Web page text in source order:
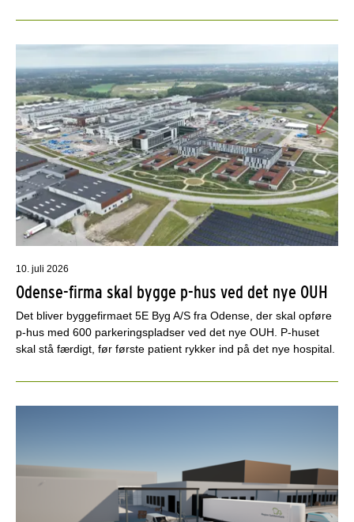
10. juli 2026
Odense-firma skal bygge p-hus ved det nye OUH
Det bliver byggefirmaet 5E Byg A/S fra Odense, der skal opføre
p-hus med 600 parkeringspladser ved det nye OUH. P-huset
skal stå færdigt, før første patient rykker ind på det nye hospital.